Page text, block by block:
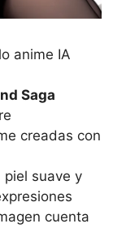
anime IA
Saga
creadas con
piel suave y
cuenta